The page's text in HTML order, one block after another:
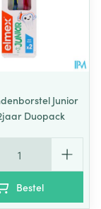
Junior
Duopack
Bestel